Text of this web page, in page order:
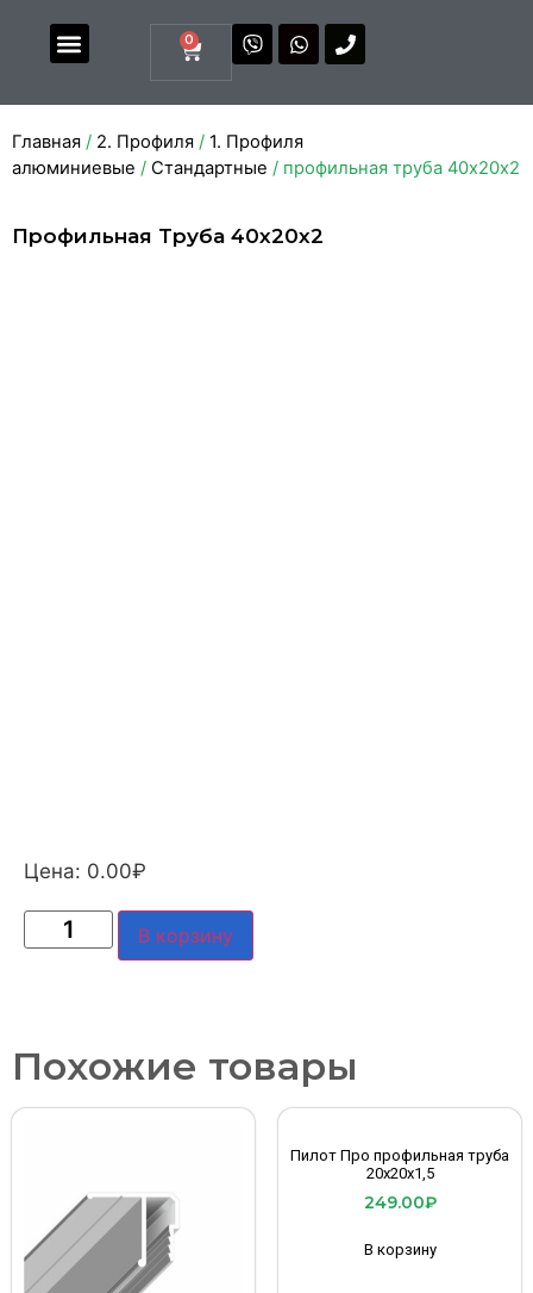
0
Главная / 2. Профиля / 1. Профиля
алюминиевые / Стандартные / профильная труба 40х20х2
Профильная Труба 40х20х2
Цена: 0.00₽
В корзину
Похожие товары
Пилот Про профильная труба
20х20х1,5
249.00₽
В корзину